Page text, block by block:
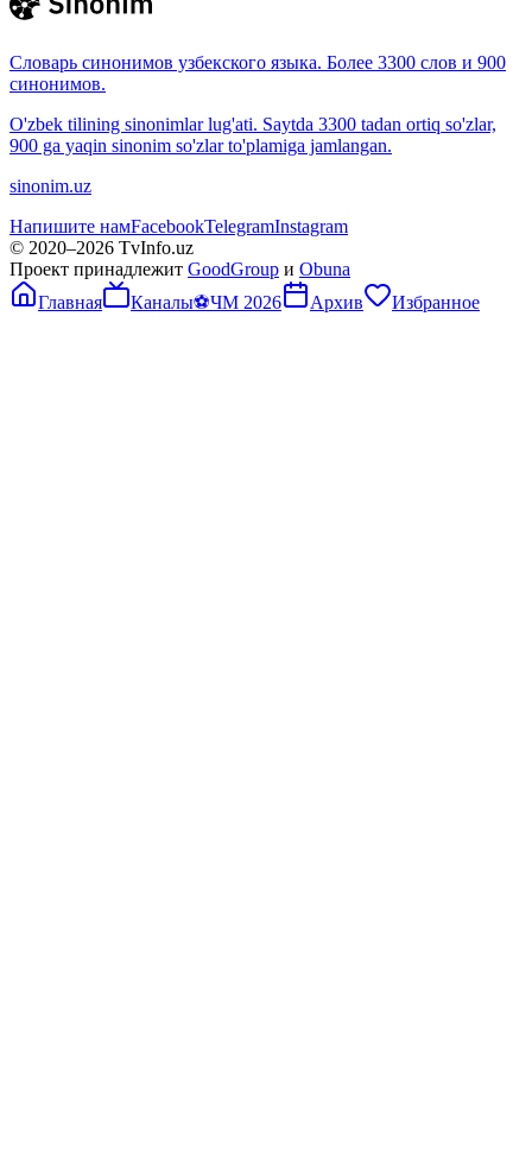
Словарь синонимов узбекского языка. Более 3300 слов и 900
синонимов.
O'zbek tilining sinonimlar lug'ati. Saytda 3300 tadan ortiq so'zlar,
900 ga yaqin sinonim so'zlar to'plamiga jamlangan.
sinonim.uz
Напишите намFacebookTelegramInstagram
© 2020–2026 TvInfo.uz
Проект принадлежит GoodGroup и Obuna
Главная
Каналы⚽ЧМ 2026 Архив Избранное